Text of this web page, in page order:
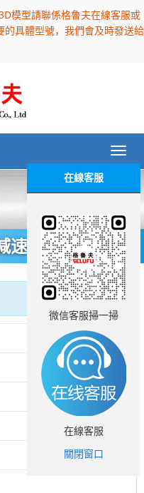
模型請聯係格魯夫在線客服或
具體型號，我們會及時發送給
速機
在線客服
微信客服掃一掃
在線客服
關閉窗口